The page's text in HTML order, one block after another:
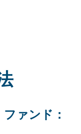
ァンド：